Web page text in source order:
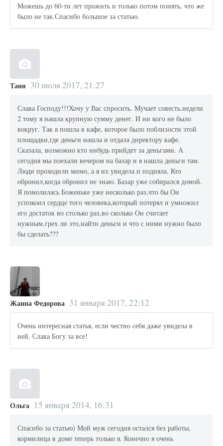
Можешь до 60-ти лет прожить и только потом понять, что же
было не так.Спасибо большое за статью.
Таня 30 июля 2017, 21:27
Слава Господу!!!Хочу у Вас спросить. Мучает совесть.недели
2 тому я нашла крупную сумму денег. И ни кого не было
вокруг. Так я пошла в кафе, которое было поблизости этой
площадки,где деньги нашла и отдала директору кафе.
Сказала, возможно кто нибудь прийдет за деньгами. А
сегодня мы поехали вечером на базар и я нашла деньги там.
Люди проходили мимо, а я их увидела и подняла. Кто
обронил,когда обронил не знаю. Базар уже собирался домой.
Я помолилась Боженьке уже несколько раз,что бы Он
успокоил сердце того человека,который потерял и умножил
его достаток во столько раз,во сколько Он считает
нужным.грех ли это,найти деньги и что с ними нужно было
бы сделать???
Жанна Федорова 31 января 2017, 22:12
Очень интересная статья, если честно себя даже увидела в
ней. Слава Богу за все!
Ольга 15 января 2014, 16:31
Спасибо за статью) Мой муж сегодня остался без работы,
кормилица в доме теперь только я. Конечно я очень